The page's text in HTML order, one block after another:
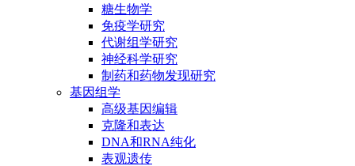
糖生物学
免疫学研究
代谢组学研究
神经科学研究
制药和药物发现研究
基因组学
高级基因编辑
克隆和表达
DNA和RNA纯化
表观遗传